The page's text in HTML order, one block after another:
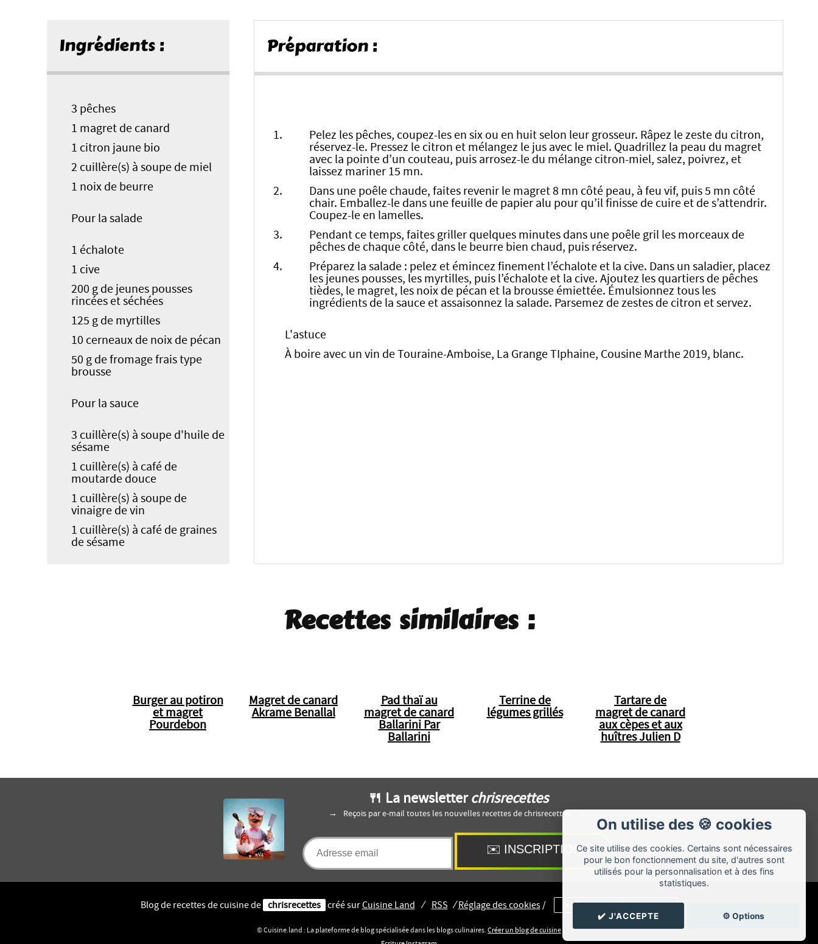
Ingrédients :
3 pêches
1 magret de canard
1 citron jaune bio
2 cuillère(s) à soupe de miel
1 noix de beurre
Pour la salade
1 échalote
1 cive
200 g de jeunes pousses
rincées et séchées
125 g de myrtilles
10 cerneaux de noix de pécan
50 g de fromage frais type
brousse
Pour la sauce
3 cuillère(s) à soupe d'huile de
sésame
1 cuillère(s) à café de
moutarde douce
1 cuillère(s) à soupe de
vinaigre de vin
1 cuillère(s) à café de graines
de sésame
Préparation :
Pelez les pêches, coupez-les en six ou en huit selon leur grosseur. Râpez le zeste du citron,
réservez-le. Pressez le citron et mélangez le jus avec le miel. Quadrillez la peau du magret
avec la pointe d’un couteau, puis arrosez-le du mélange citron-miel, salez, poivrez, et
laissez mariner 15 mn.
Dans une poêle chaude, faites revenir le magret 8 mn côté peau, à feu vif, puis 5 mn côté
chair. Emballez-le dans une feuille de papier alu pour qu’il finisse de cuire et de s’attendrir.
Coupez-le en lamelles.
Pendant ce temps, faites griller quelques minutes dans une poêle gril les morceaux de
pêches de chaque côté, dans le beurre bien chaud, puis réservez.
Préparez la salade : pelez et émincez finement l’échalote et la cive. Dans un saladier, placez
les jeunes pousses, les myrtilles, puis l’échalote et la cive. Ajoutez les quartiers de pêches
tièdes, le magret, les noix de pécan et la brousse émiettée. Émulsionnez tous les
ingrédients de la sauce et assaisonnez la salade. Parsemez de zestes de citron et servez.
L'astuce
À boire avec un vin de Touraine-Amboise, La Grange TIphaine, Cousine Marthe 2019, blanc.
Recettes similaires :
Burger au potiron
et magret
Pourdebon
Magret de canard
Akrame Benallal
Pad thaï au
magret de canard
Ballarini Par
Ballarini
Terrine de
légumes grillés
Tartare de
magret de canard
aux cèpes et aux
huîtres Julien D
On utilise des 🍪 cookies
Ce site utilise des cookies. Certains sont nécessaires
pour le bon fonctionnement du site, d'autres sont
utilisés pour la personnalisation et à des fins
statistiques.
✔️ J'ACCEPTE ⚙️ Options
🍴 La newsletter chrisrecettes
Reçois par e-mail toutes les nouvelles recettes de chrisrecettes.
Blog de recettes de cuisine de chrisrecettes créé surCuisineLand ⁄ RSS ⁄ Réglage des cookies/ ✉️ Contacter chrisrecettes
© Cuisine.land : La plateforme de blog spécialisée dans les blogs culinaires. Créer un blog de cuisine